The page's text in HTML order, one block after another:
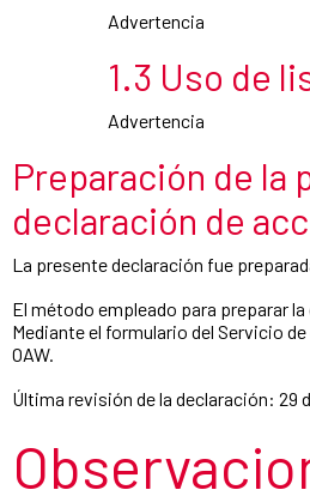
Advertencia
1.3 Uso de
Advertencia
Preparación de la
declaración de
La presente declaración fue
El método empleado para preparar
Mediante el formulario del Servicio
OAW.
Última revisión de la declaración: 29